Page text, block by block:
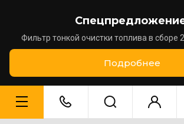
Фильтр тонкой очистки топлива в сборе
Подробнее